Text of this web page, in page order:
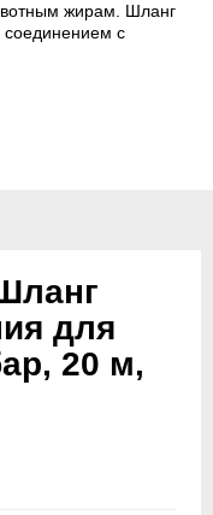
жирам. Шланг
с
для
20 м,